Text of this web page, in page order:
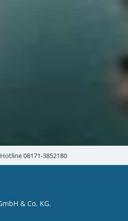
08171-3852180
& Co. KG.